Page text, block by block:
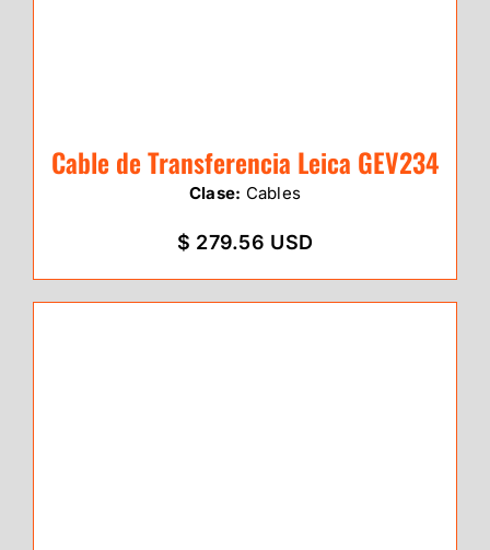
Cable de Transferencia Leica GEV234
Clase: Cables
$ 279.56 USD